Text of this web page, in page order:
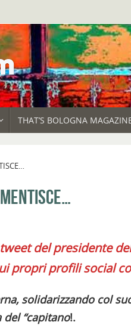
THAT’S BOLOGNA
del presidente
propri profili social
solidarizzando col
“capitano!.